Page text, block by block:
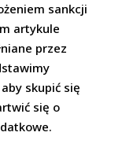
sankcji
artykule
przez
skupić się
się o